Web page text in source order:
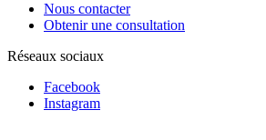
Nous contacter
Obtenir une consultation
Réseaux sociaux
Facebook
Instagram